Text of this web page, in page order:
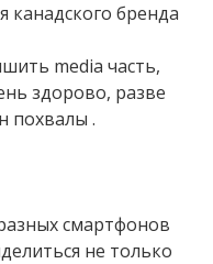
бренда
media часть,
здорово, разве
похвалы .
смартфонов
не только